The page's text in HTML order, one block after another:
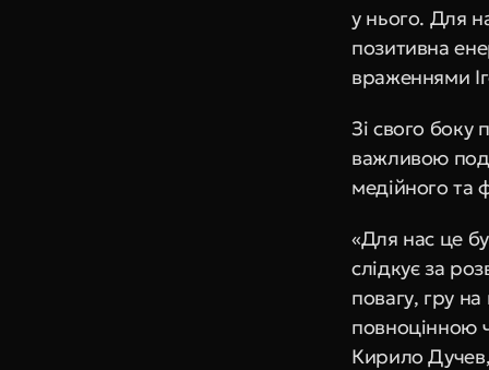
у нього. Для
позитивна
враженнями
Зі свого боку
важливою
медійного та
«Для нас це
слідкує за
повагу, гру
повноцінною
Кирило